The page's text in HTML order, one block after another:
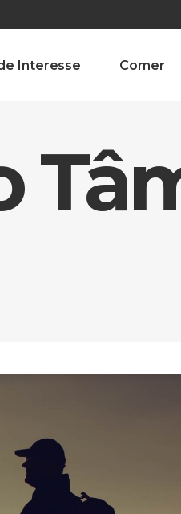
Interesse Comer